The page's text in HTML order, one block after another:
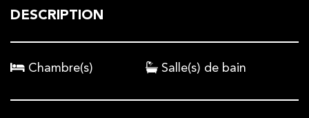
DESCRIPTION
Chambre(s) Salle(s) de bain